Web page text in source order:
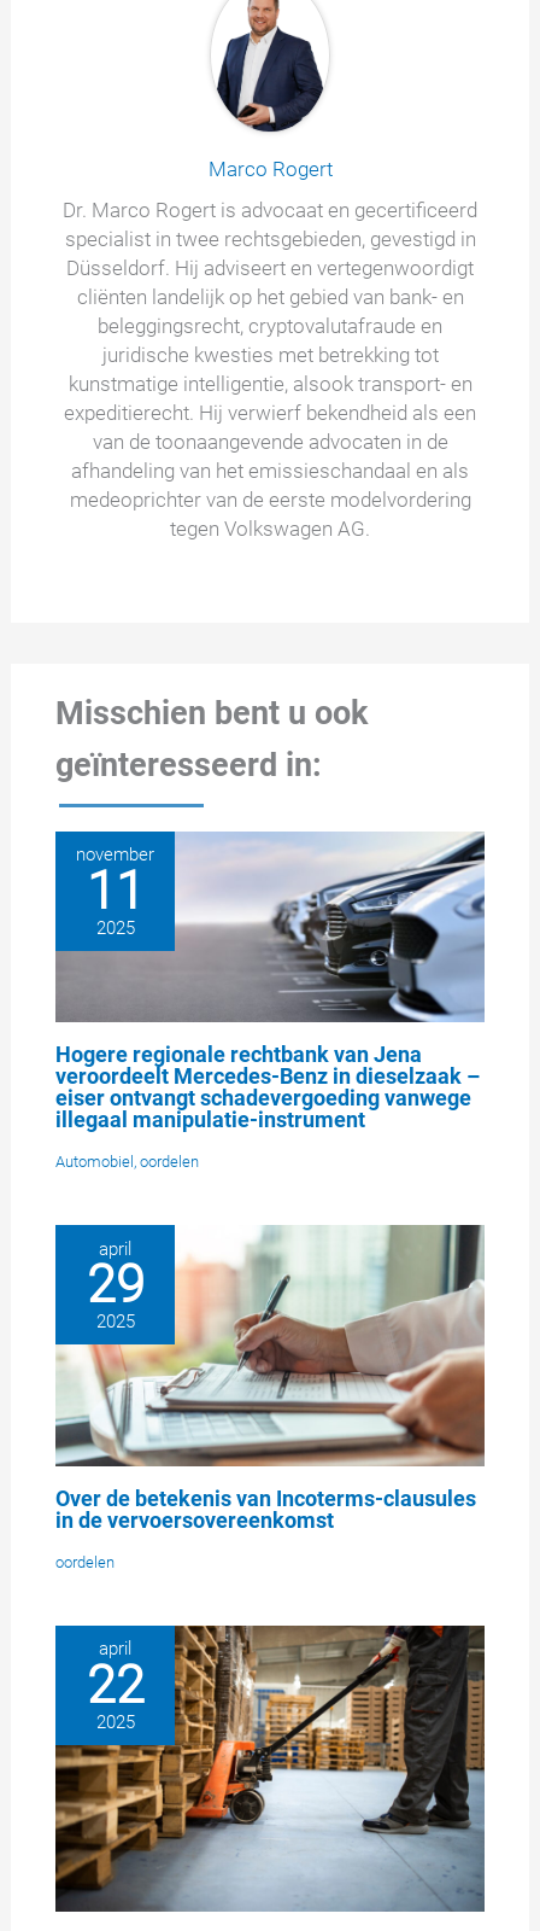
Marco Rogert
Dr. Marco Rogert is advocaat en gecertificeerd
specialist in twee rechtsgebieden, gevestigd in
Düsseldorf. Hij adviseert en vertegenwoordigt
cliënten landelijk op het gebied van bank- en
beleggingsrecht, cryptovalutafraude en
juridische kwesties met betrekking tot
kunstmatige intelligentie, alsook transport- en
expeditierecht. Hij verwierf bekendheid als een
van de toonaangevende advocaten in de
afhandeling van het emissieschandaal en als
medeoprichter van de eerste modelvordering
tegen Volkswagen AG.
Misschien bent u ook
geïnteresseerd in:
november
11
2025
Hogere regionale rechtbank van Jena
veroordeelt Mercedes-Benz in dieselzaak –
eiser ontvangt schadevergoeding vanwege
illegaal manipulatie-instrument
Automobiel ,oordelen
april
29
2025
Over de betekenis van Incoterms-clausules
in de vervoersovereenkomst
oordelen
april
22
2025